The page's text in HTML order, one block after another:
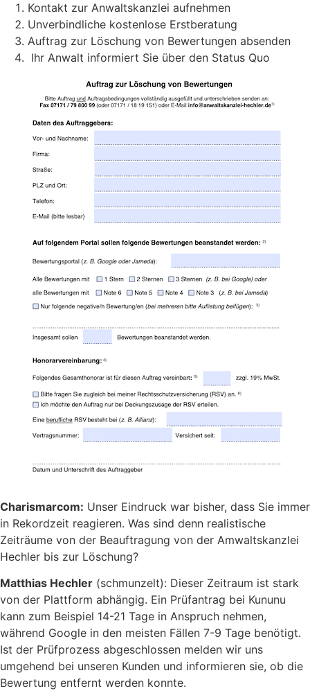
Kontakt zur Anwaltskanzlei aufnehmen
Unverbindliche kostenlose Erstberatung
Auftrag zur Löschung von Bewertungen absenden
Ihr Anwalt informiert Sie über den Status Quo
Charismarcom: Unser Eindruck war bisher, dass Sie immer
in Rekordzeit reagieren. Was sind denn realistische
Zeiträume von der Beauftragung von der Amwaltskanzlei
Hechler bis zur Löschung?
Matthias Hechler (schmunzelt): Dieser Zeitraum ist stark
von der Plattform abhängig. Ein Prüfantrag bei Kununu
kann zum Beispiel 14-21 Tage in Anspruch nehmen,
während Google in den meisten Fällen 7-9 Tage benötigt.
Ist der Prüfprozess abgeschlossen melden wir uns
umgehend bei unseren Kunden und informieren sie, ob die
Bewertung entfernt werden konnte.